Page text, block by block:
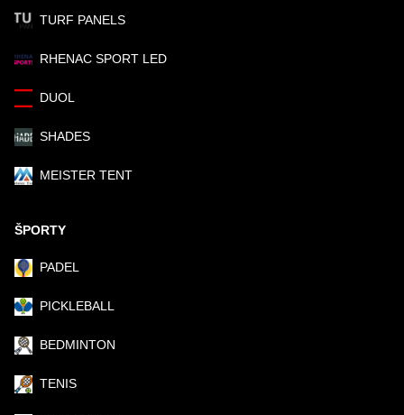
TURF PANELS
RHENAC SPORT LED
DUOL
SHADES
MEISTER TENT
ŠPORTY
PADEL
PICKLEBALL
BEDMINTON
TENIS